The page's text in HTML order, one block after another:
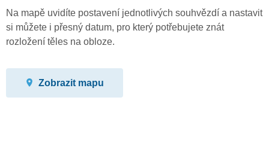
Na mapě uvidíte postavení jednotlivých souhvězdí a nastavit
si můžete i přesný datum, pro který potřebujete znát
rozložení těles na obloze.
Zobrazit mapu